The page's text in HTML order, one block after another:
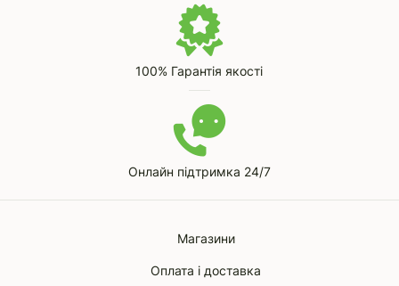
100% Гарантія якості
Онлайн підтримка 24/7
Магазини
Оплата і доставка